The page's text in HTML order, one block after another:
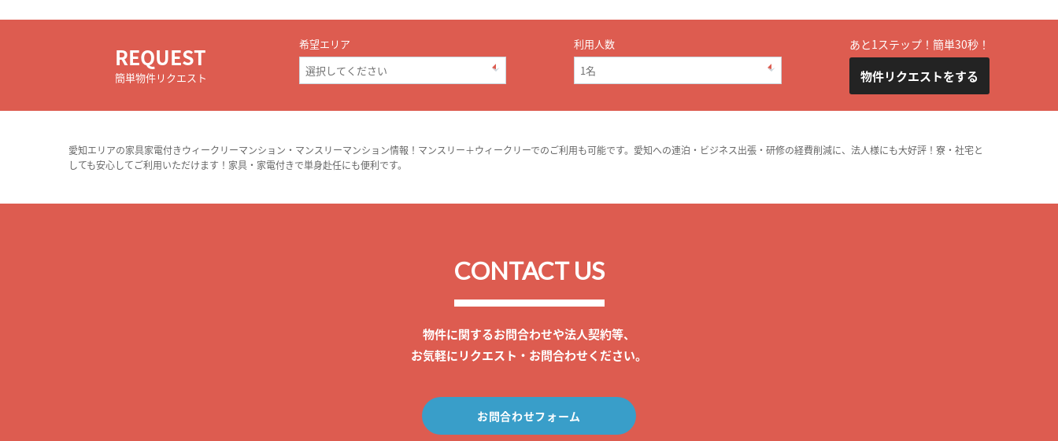
REQUEST
簡単物件リクエスト
希望エリア 利用人数 あと1ステップ！簡単30秒！
物件リクエストをする
愛知エリアの家具家電付きウィークリーマンション・マンスリーマンション情報！マンスリー＋ウィークリーでのご利用も可能です。愛知への連泊・ビジネス出張・研修の経費削減に、法人様にも大好評！寮・社宅と
しても安心してご利用いただけます！家具・家電付きで単身赴任にも便利です。
CONTACT US
物件に関するお問合わせや法人契約等、
お気軽にリクエスト・お問合わせください。
お問合わせフォーム